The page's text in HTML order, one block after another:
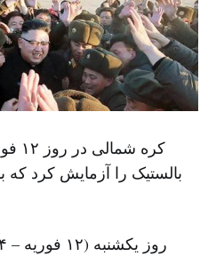
بالستیک را آزمایش کرد